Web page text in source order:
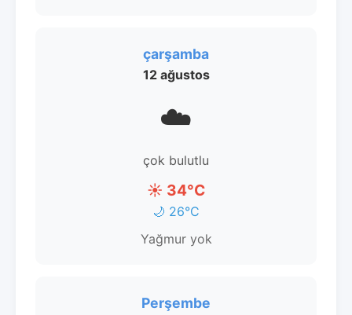
çarşamba
12 ağustos
☁️
çok bulutlu
☀️ 34°C
🌙 26°C
Yağmur yok
Perşembe